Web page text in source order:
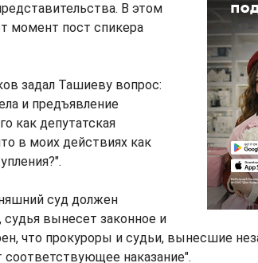
В этом
момент пост спикера
задал Ташиеву вопрос:
и предъявление
как депутатская
в моих действиях как
суд должен
вынесет законное и
что прокуроры и судьи, вынесшие
наказание".